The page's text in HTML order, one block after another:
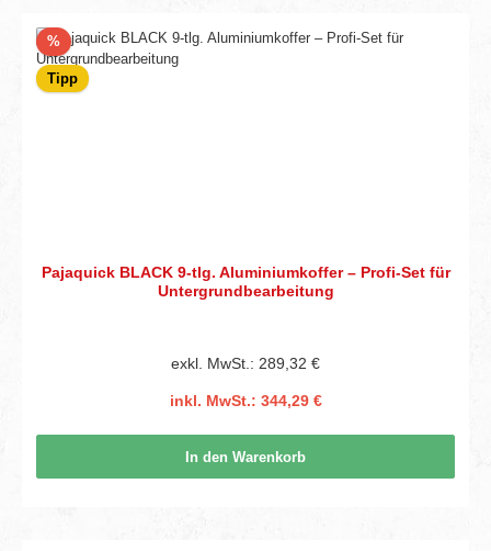
%Rabatt
Tipp
Pajaquick BLACK 9-tlg. Aluminiumkoffer – Profi-Set für
Untergrundbearbeitung
exkl. MwSt.: 289,32 €
inkl. MwSt.: 344,29 €
In den Warenkorb